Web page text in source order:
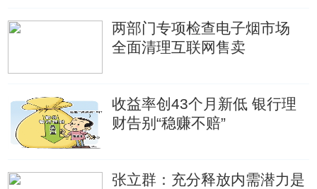
两部门专项检查电子烟市场
全面清理互联网售卖
收益率创43个月新低 银行理
财告别“稳赚不赔”
张立群：充分释放内需潜力是